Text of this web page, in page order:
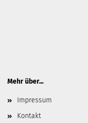
Mehr über...
Impressum
Kontakt